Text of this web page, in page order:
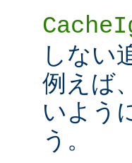
しない
例えば
いよう
う。